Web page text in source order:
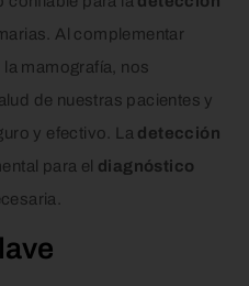
Al complementar
mamografía, nos
de nuestras pacientes y
y efectivo. La detección
para el diagnóstico